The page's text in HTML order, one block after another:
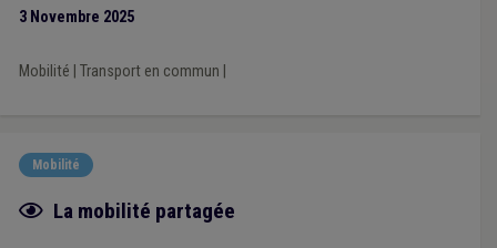
3 Novembre 2025
Mobilité Transport en commun
Mobilité
Fiche focus
La mobilité partagée